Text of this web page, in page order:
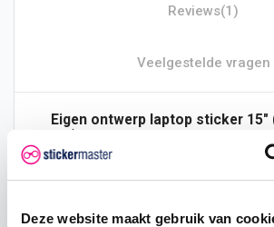
Deze website maakt gebruik van
Reviews(1)
Veelgestelde vragen
Eigen ontwerp laptop sticker 15"
cm) online bestellen
Je hebt net een nieuwe laptop besteld
(on)geduldig te wachten tot deze bij je
krachtpatser waarmee je bergen werk